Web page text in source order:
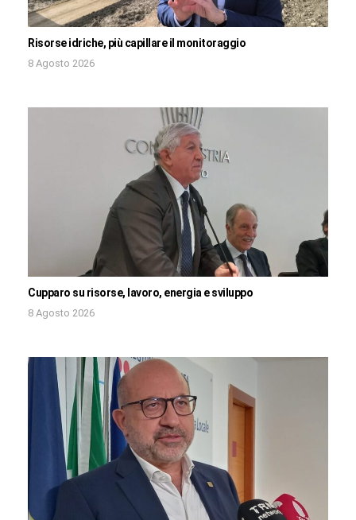
Risorse idriche, più capillare il monitoraggio
8 Agosto 2026
Cupparo su risorse, lavoro, energia e sviluppo
8 Agosto 2026